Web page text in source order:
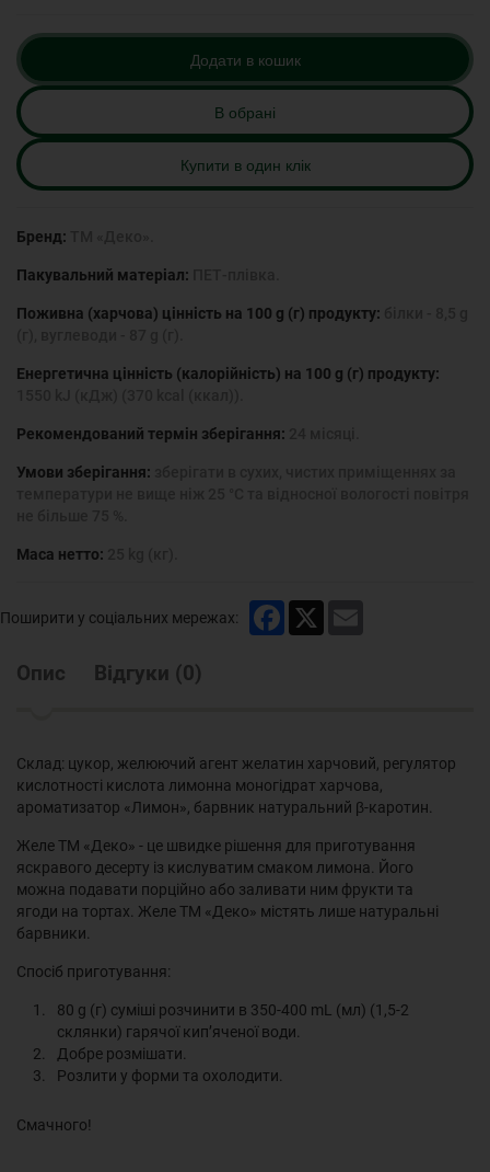
Додати в кошик
В обрані
Купити в один клік
Бренд:
Пакувальний матеріал:
Поживна (харчова) цінність на 100 g (г) продукту:
Енергетична цінність (калорійність) на 100 g (г) продукту:
Рекомендований термін зберігання:
Умови зберігання:
Маса нетто:
Поширити у соціальних мережах: Facebook
Опис Відгуки (0)
Склад: цукор, желюючий агент желатин харчовий, регулятор
кислотності кислота лимонна моногідрат харчова,
ароматизатор «Лимон», барвник натуральний β-каротин.
Желе ТМ «Деко» - це швидке рішення для приготування
яскравого десерту із кислуватим смаком лимона. Його
можна подавати порційно або заливати ним фрукти та
ягоди на тортах. Желе ТМ «Деко» містять лише натуральні
барвники.
Спосіб приготування:
80 g (г) суміші розчинити в 350-400 mL (мл) (1,5-2
склянки) гарячої кип’яченої води.
Добре розмішати.
Розлити у форми та охолодити.
Смачного!